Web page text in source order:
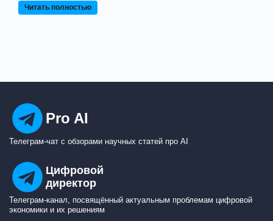
Читать полностью
Pro AI
Телеграм-чат с обзорами научных статей про AI
Цифровой
директор
Телеграм-канал, посвящённый актуальным проблемам цифровой
экономики и их решениям